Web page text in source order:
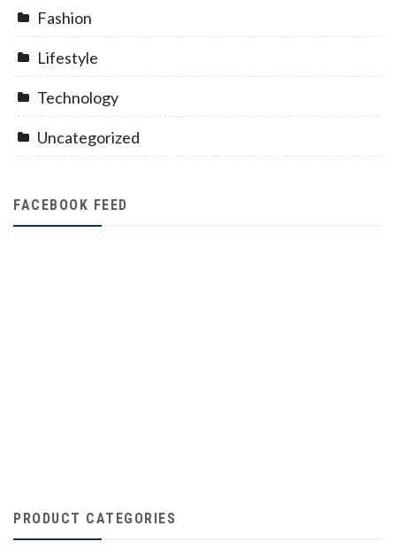
Fashion
Lifestyle
Technology
Uncategorized
FACEBOOK FEED
PRODUCT CATEGORIES